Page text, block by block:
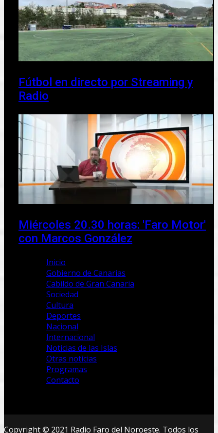
Fútbol en directo por Streaming y
Radio
Miércoles 20.30 horas: 'Faro Motor'
con Marcos González
Inicio
Gobierno de Canarias
Cabildo de Gran Canaria
Sociedad
Cultura
Deportes
Nacional
Internacional
Noticias de las Islas
Otras noticias
Programas
Contacto
Copyright © 2021 Radio Faro del Noroeste. Todos los